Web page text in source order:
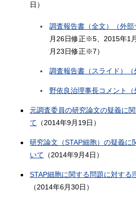
日）
調査報告書（全文）（外部
月26日修正※5、2015年1
月23日修正※7）
調査報告書（スライド）（
野依良治理事長コメント（
元調査委員の研究論文の疑義に
て （2014年9月19日）
研究論文（STAP細胞）の疑義に
いて （2014年9月4日）
STAP細胞に関する問題に対する
（2014年6月30日）